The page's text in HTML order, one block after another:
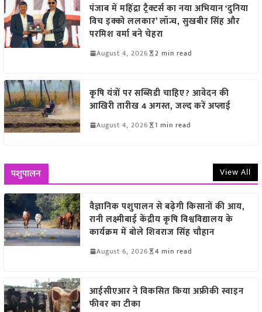
पंजाब में महिंद्रा ट्रैक्टर्स का नया अभियान ‘दुनिया
विच इक्को ललकार’ लॉन्च, सुखबीर सिंह और
परमिश वर्मा बने चेहरा
August 4, 2026 2 min read
कृषि यंत्रों पर सब्सिडी चाहिए? आवेदन की
आखिरी तारीख 4 अगस्त, जल्द करें अप्लाई
August 4, 2026 1 min read
पशुपालन View All
वैज्ञानिक पशुपालन से बढ़ेगी किसानों की आय,
रानी लक्ष्मीबाई केंद्रीय कृषि विश्वविद्यालय के
कार्यक्रम में बोले शिवराज सिंह चौहान
August 6, 2026 4 min read
आईसीएआर ने विकसित किया अफ्रीकी स्वाइन
फीवर का टीका